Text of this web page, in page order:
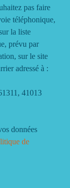
pas faire
téléphonique,
la liste
prévu par
sur le site
adressé à :
41013
données
de